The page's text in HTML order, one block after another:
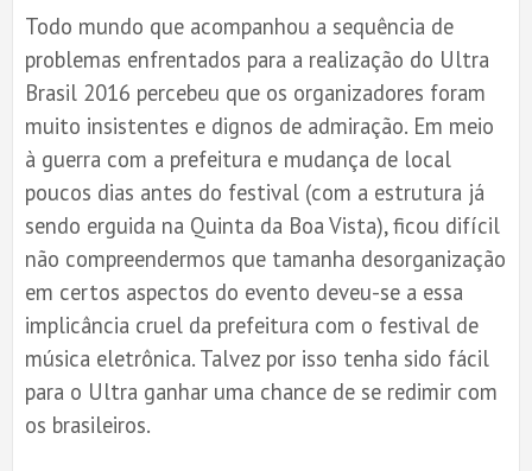
Todo mundo que acompanhou a sequência de
problemas enfrentados para a realização do Ultra
Brasil 2016 percebeu que os organizadores foram
muito insistentes e dignos de admiração. Em meio
à guerra com a prefeitura e mudança de local
poucos dias antes do festival (com a estrutura já
sendo erguida na Quinta da Boa Vista), ficou difícil
não compreendermos que tamanha desorganização
em certos aspectos do evento deveu-se a essa
implicância cruel da prefeitura com o festival de
música eletrônica. Talvez por isso tenha sido fácil
para o Ultra ganhar uma chance de se redimir com
os brasileiros.